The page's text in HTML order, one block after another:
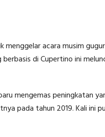
menggelar acara musim
di Cupertino ini
mengemas peningkatan
pada tahun 2019. Kali ini